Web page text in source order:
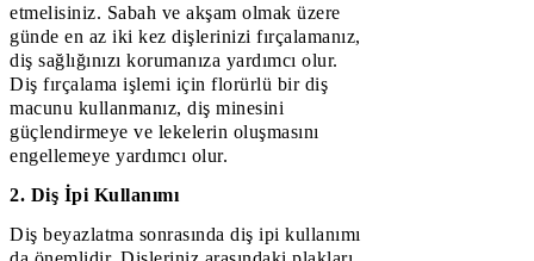
etmelisiniz. Sabah ve akşam olmak üzere
günde en az iki kez dişlerinizi fırçalamanız,
diş sağlığınızı korumanıza yardımcı olur.
Diş fırçalama işlemi için florürlü bir diş
macunu kullanmanız, diş minesini
güçlendirmeye ve lekelerin oluşmasını
engellemeye yardımcı olur.
2. Diş İpi Kullanımı
Diş beyazlatma sonrasında diş ipi kullanımı